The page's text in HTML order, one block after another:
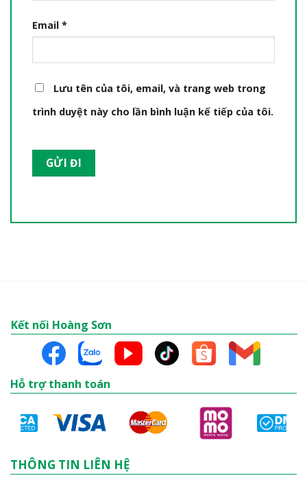
Email *
Lưu tên của tôi, email, và trang web trong
trình duyệt này cho lần bình luận kế tiếp của tôi.
Kết nối Hoàng Sơn
Hỗ trợ thanh toán
THÔNG TIN LIÊN HỆ